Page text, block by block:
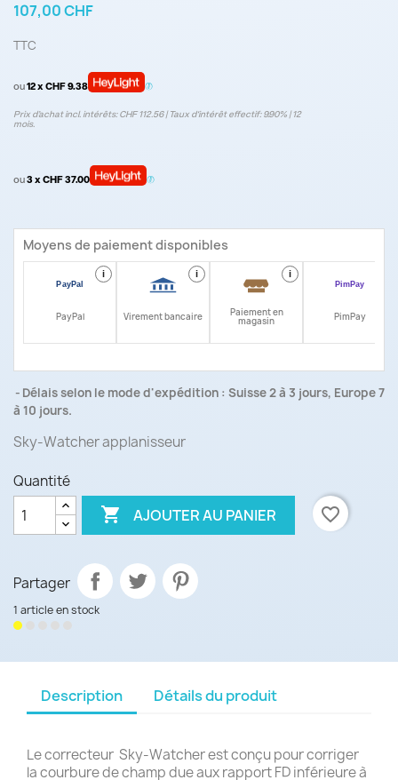
107,00 CHF
TTC
ou12 x CHF 9.38
Prix d’achat incl. intérêts: CHF 112.56 | Taux d‘intérêt effectif: 9.90% | 12
mois.
ou3 x CHF 37.00
Moyens de paiement disponibles
i
PayPal
i
Virement bancaire
i
Paiement en
magasin PimPay
Délais selon le mode d'expédition : Suisse 2 à 3 jours, Europe 7
à 10 jours.
Sky-Watcher applanisseur
Quantité
 AJOUTER AU PANIER favorite_border
Partager
1 article en stock
Description Détails du produit
Le correcteur Sky-Watcher est conçu pour corriger
la courbure de champ due aux rapport FD inférieure à